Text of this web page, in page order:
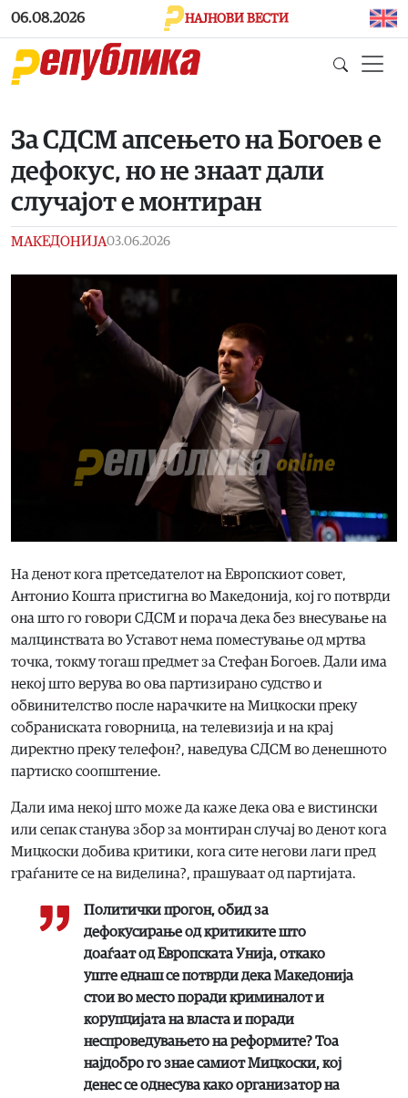
Skip to main content
06.08.2026 НАЈНОВИ ВЕСТИ
За СДСМ апсењето на Богоев е
дефокус, но не знаат дали
случајот е монтиран
МАКЕДОНИЈА03.06.2026
На денот кога претседателот на Европскиот совет,
Антонио Кошта пристигна во Македонија, кој го потврди
она што го говори СДСМ и порача дека без внесување на
малцинствата во Уставот нема поместување од мртва
точка, токму тогаш предмет за Стефан Богоев. Дали има
некој што верува во ова партизирано судство и
обвинителство после нарачките на Мицкоски преку
собраниската говорница, на телевизија и на крај
директно преку телефон?, наведува СДСМ во денешното
партиско соопштениe.
Дали има некој што може да каже дека ова е вистински
или сепак станува збор за монтиран случај во денот кога
Мицкоски добива критики, кога сите негови лаги пред
граѓаните се на виделина?, прашуваат од партијата.
Политички прогон, обид за
дефокусирање од критиките што
доаѓаат од Европската Унија, откако
уште еднаш се потврди дека Македонија
стои во место поради криминалот и
корупцијата на власта и поради
неспроведувањето на реформите? Тоа
најдобро го знае самиот Мицкоски, кој
денес се однесува како организатор на